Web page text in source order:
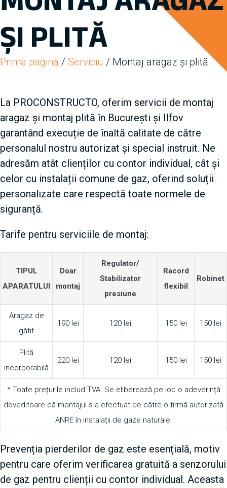
ȘI PLITĂ
Prima pagină / Serviciu / Montaj aragaz și plită
La PROCONSTRUCTO, oferim servicii de montaj
aragaz și montaj plită în București și Ilfov
garantând execuție de înaltă calitate de către
personalul nostru autorizat și special instruit. Ne
adresăm atât clienților cu contor individual, cât și
celor cu instalații comune de gaz, oferind soluții
personalizate care respectă toate normele de
siguranță.
Tarife pentru serviciile de montaj:
TIPUL
APARATULUI
Doar
montaj
Regulator/
Stabilizator
presiune
Racord
flexibil
Robinet
Aragaz de
gătit
190 lei 120 lei 150 lei 150 lei
Plită
incorporabilă
220 lei 120 lei 150 lei 150 lei
* Toate prețurile includ TVA. Se eliberează pe loc o adeverință
doveditoare că montajul s-a efectuat de către o firmă autorizată
ANRE în instalații de gaze naturale.
Prevenția pierderilor de gaz este esențială, motiv
pentru care oferim verificarea gratuită a senzorului
de gaz pentru clienții cu contor individual. Aceasta